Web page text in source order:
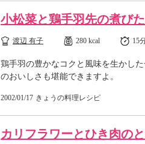
小松菜と鶏手羽先の煮び
渡辺 有子 280 kcal 15
鶏手羽の豊かなコクと風味を生かし
のおいしさも堪能できますよ。
2002/01/17 きょうの料理レシピ
カリフラワーとひき肉の